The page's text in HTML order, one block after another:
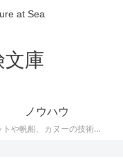
at Sea
文庫
ノウハウ
ヨットや帆船、カヌーの技術的な説明